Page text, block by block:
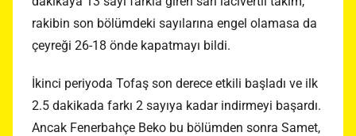
rakibin son bölümdeki sayılarına engel olamasa da
çeyreği 26-18 önde kapatmayı bildi.
İkinci periyoda Tofaş son derece etkili başladı ve ilk
2.5 dakikada farkı 2 sayıya kadar indirmeyi başardı.
Ancak Fenerbahçe Beko bu bölümden sonra Samet,